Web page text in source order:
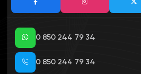
0 850 244 79 34
0 850 244 79 34